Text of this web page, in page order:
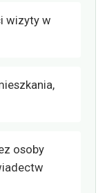
wizyty w
osoby